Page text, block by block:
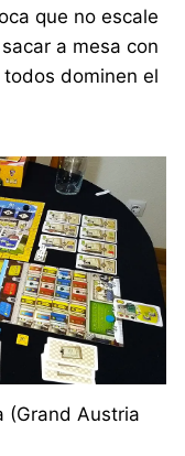
que no escale
a mesa con
dominen el
(Grand Austria